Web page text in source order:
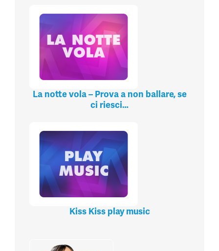
La notte vola – Prova a non ballare, se
ci riesci…
Kiss Kiss play music